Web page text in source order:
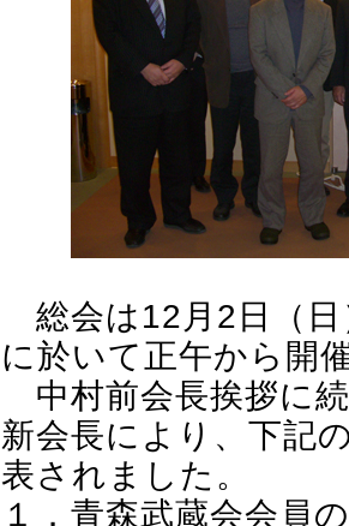
総会は12月2日（日
に於いて正午から開
中村前会長挨拶に
新会長により、下記
表されました。
１．青森武蔵会会員